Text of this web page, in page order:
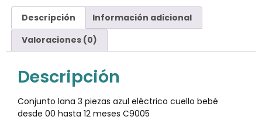
Descripción
Información adicional
Valoraciones (0)
Descripción
Conjunto lana 3 piezas azul eléctrico cuello bebé
desde 00 hasta 12 meses C9005